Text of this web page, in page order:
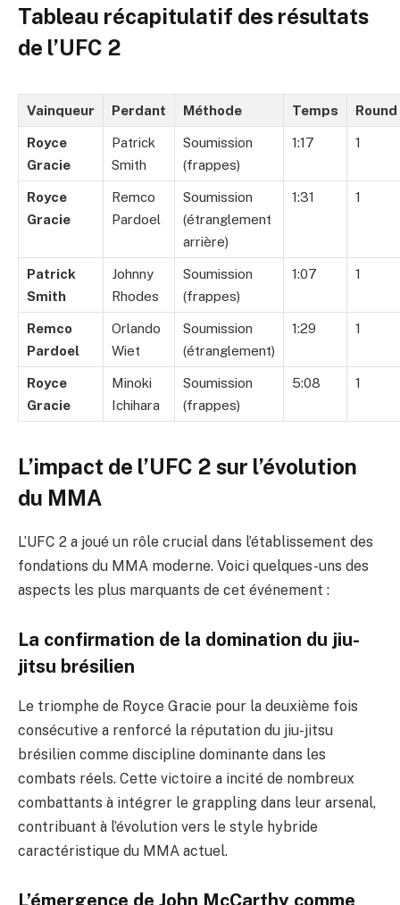
Tableau récapitulatif des résultats
de l’UFC 2
Vainqueur Perdant Méthode Temps Round
Royce
Gracie
Patrick
Smith
Soumission
(frappes)
1:17 1
Royce
Gracie
Remco
Pardoel
Soumission
(étranglement
arrière)
1:31 1
Patrick
Smith
Johnny
Rhodes
Soumission
(frappes)
1:07 1
Remco
Pardoel
Orlando
Wiet
Soumission
(étranglement)
1:29 1
Royce
Gracie
Minoki
Ichihara
Soumission
(frappes)
5:08 1
L’impact de l’UFC 2 sur l’évolution
du MMA
L’UFC 2 a joué un rôle crucial dans l’établissement des
fondations du MMA moderne. Voici quelques-uns des
aspects les plus marquants de cet événement :
La confirmation de la domination du jiu-
jitsu brésilien
Le triomphe de Royce Gracie pour la deuxième fois
consécutive a renforcé la réputation du jiu-jitsu
brésilien comme discipline dominante dans les
combats réels. Cette victoire a incité de nombreux
combattants à intégrer le grappling dans leur arsenal,
contribuant à l’évolution vers le style hybride
caractéristique du MMA actuel.
L’émergence de John McCarthy comme